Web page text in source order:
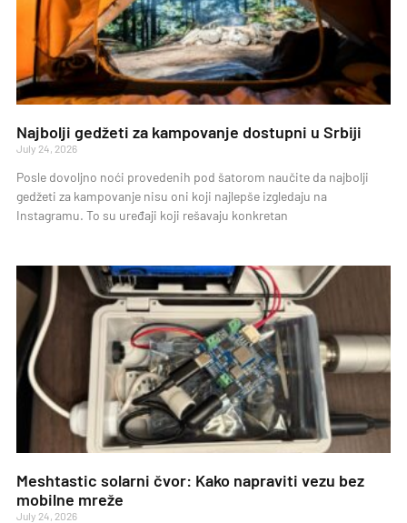
Najbolji gedžeti za kampovanje dostupni u Srbiji
July 24, 2026
Posle dovoljno noći provedenih pod šatorom naučite da najbolji
gedžeti za kampovanje nisu oni koji najlepše izgledaju na
Instagramu. To su uređaji koji rešavaju konkretan
Meshtastic solarni čvor: Kako napraviti vezu bez
mobilne mreže
July 24, 2026